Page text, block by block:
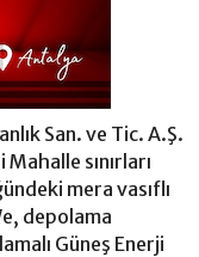
San. ve Tic. A.Ş.
sınırları
mera vasıflı
depolama
Güneş Enerji